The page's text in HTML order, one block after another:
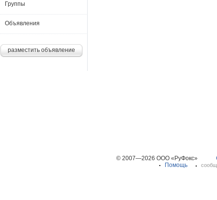
Группы
Объявления
разместить объявление
© 2007—2026 ООО «РуФокс»
Помощь